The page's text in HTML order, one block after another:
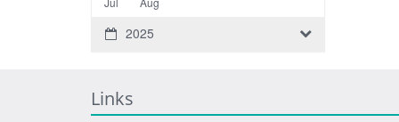
2025
Links